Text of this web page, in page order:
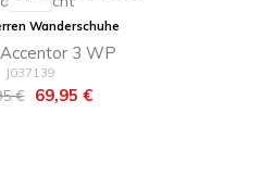
Wanderschuhe
3 WP
J037139
€ Preis
69,95 €